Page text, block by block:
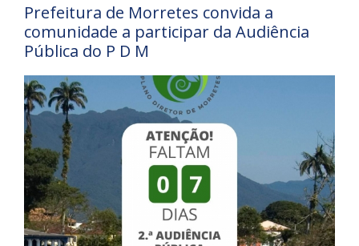
Prefeitura de Morretes convida a
comunidade a participar da Audiência
Pública do P D M